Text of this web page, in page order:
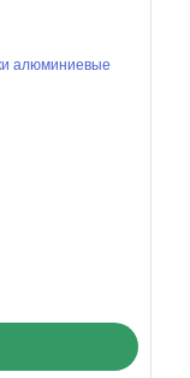
алюминиевые